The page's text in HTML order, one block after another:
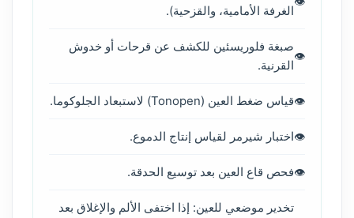
الغرفة الأمامية، والقزحية).
صبغة فلوريسئين للكشف عن قرحات أو خدوش
القرنية.
قياس ضغط العين (Tonopen) لاستبعاد الجلوكوما.
اختبار شيرمر لقياس إنتاج الدموع.
فحص قاع العين بعد توسيع الحدقة.
تخدير موضعي للعين: إذا اختفى الألم والإغلاق بعد